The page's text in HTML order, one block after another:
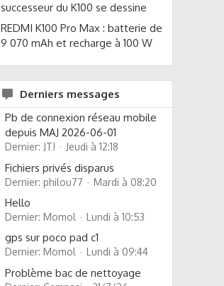
successeur du K100 se dessine
REDMI K100 Pro Max : batterie de
9 070 mAh et recharge à 100 W
Derniers messages
Pb de connexion réseau mobile
depuis MAJ 2026-06-01
Dernier: JT! Jeudi à 12:18
Fichiers privés disparus
Dernier: philou77 Mardi à 08:20
Hello
Dernier: Momol Lundi à 10:53
gps sur poco pad c1
Dernier: Momol Lundi à 09:44
Problème bac de nettoyage